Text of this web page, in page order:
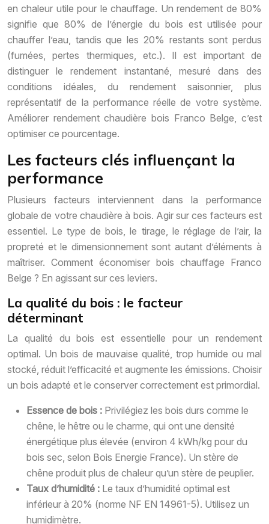
en chaleur utile pour le chauffage. Un rendement de 80%
signifie que 80% de l’énergie du bois est utilisée pour
chauffer l’eau, tandis que les 20% restants sont perdus
(fumées, pertes thermiques, etc.). Il est important de
distinguer le rendement instantané, mesuré dans des
conditions idéales, du rendement saisonnier, plus
représentatif de la performance réelle de votre système.
Améliorer rendement chaudière bois Franco Belge, c’est
optimiser ce pourcentage.
Les facteurs clés influençant la
performance
Plusieurs facteurs interviennent dans la performance
globale de votre chaudière à bois. Agir sur ces facteurs est
essentiel. Le type de bois, le tirage, le réglage de l’air, la
propreté et le dimensionnement sont autant d’éléments à
maîtriser. Comment économiser bois chauffage Franco
Belge ? En agissant sur ces leviers.
La qualité du bois : le facteur
déterminant
La qualité du bois est essentielle pour un rendement
optimal. Un bois de mauvaise qualité, trop humide ou mal
stocké, réduit l’efficacité et augmente les émissions. Choisir
un bois adapté et le conserver correctement est primordial.
Essence de bois : Privilégiez les bois durs comme le
chêne, le hêtre ou le charme, qui ont une densité
énergétique plus élevée (environ 4 kWh/kg pour du
bois sec, selon Bois Energie France). Un stère de
chêne produit plus de chaleur qu’un stère de peuplier.
Taux d’humidité : Le taux d’humidité optimal est
inférieur à 20% (norme NF EN 14961-5). Utilisez un
humidimètre.